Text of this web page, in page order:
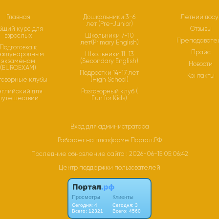
Главная
курс для
взрослых
Подготовка к
экзаменам
(EUROEXAM)
клубы
для
Дошкольники 3-6
лет (Pre-Junior)
Школьники 7-10
лет(Primary English)
Школьники 11-13
(Secondary English)
Подростки 14-17 лет
(High School)
Разговорный клуб (
Fun for Kids)
Летний
Отзывы
Прайс
Новости
Контакты
Вход для администратора
Работает на платформе Портал.РФ
Последние обновление сайта : 2026-06-15 05:06:42
Центр поддержки пользователей